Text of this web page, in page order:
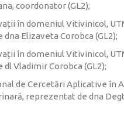
coordonator (GL2);
în domeniul Vitivinicol,
Elizaveta Corobca (GL2);
în domeniul Vitivinicol,
Vladimir Corobca (GL2);
de Cercetări Aplicative în
reprezentat de dna